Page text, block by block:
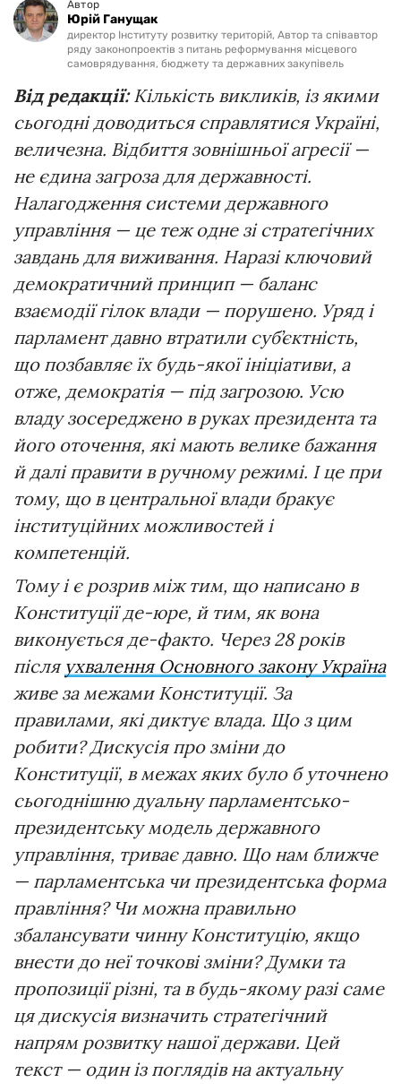
Автор
Юрій Ганущак
директор Інституту розвитку територій, Автор та співавтор
ряду законопроектів з питань реформування місцевого
самоврядування, бюджету та державних закупівель
Від редакції: Кількість викликів, із якими
сьогодні доводиться справлятися Україні,
величезна. Відбиття зовнішньої агресії —
не єдина загроза для державності.
Налагодження системи державного
управління— це теж одне зі стратегічних
завдань для виживання. Наразі ключовий
демократичний принцип— баланс
взаємодії гілок влади— порушено. Уряд і
парламент давно втратили суб’єктність,
що позбавляє їх будь-якої ініціативи, а
отже, демократія— під загрозою. Усю
владу зосередженов рукахпрезидентата
його оточення, які мають велике бажання
й далі правити в ручному режимі. І це при
тому, що в центральної влади бракує
інституційних можливостей і
компетенцій.
Тому і є розрив між тим, що написано в
Конституції де-юре, й тим, як вона
виконується де-факто. Через 28 років
після ухвалення Основного закону Україна
живе за межами Конституції. За
правилами, які диктує влада. Що з цим
робити? Дискусія про зміни до
Конституції, в межахяких булоб уточнено
сьогоднішню дуальну парламентсько-
президентську модель державного
управління, триває давно. Що нам ближче
— парламентська чи президентська форма
правління? Чи можна правильно
збалансувати чинну Конституцію, якщо
внестидо неї точкові зміни? Думки та
пропозиції різні, та в будь-якому разі саме
ця дискусія визначить стратегічний
напрям розвитку нашої держави. Цей
текст — один із поглядів на актуальну